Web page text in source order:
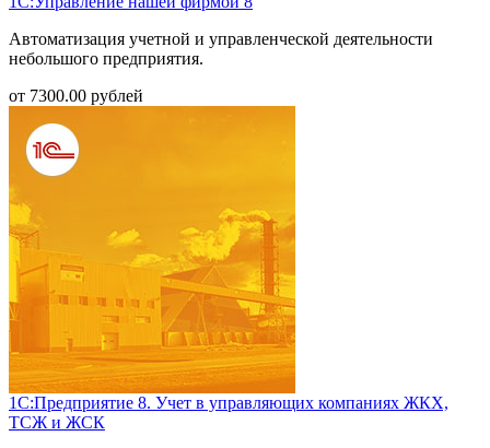
Автоматизация учетной и управленческой деятельности
небольшого предприятия.
от 7300.00 рублей
1С:Предприятие 8. Учет в управляющих компаниях ЖКХ,
ТСЖ и ЖСК